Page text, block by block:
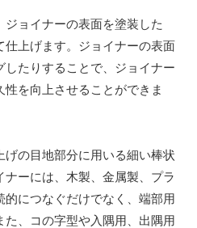
ョイナーの表面を塗装した
仕上げます。ジョイナーの表面
したりすることで、ジョイナー
を向上させることができま
の目地部分に用いる細い棒状
ーには、木製、金属製、プラ
的につなぐだけでなく、端部用
、コの字型や入隅用、出隅用